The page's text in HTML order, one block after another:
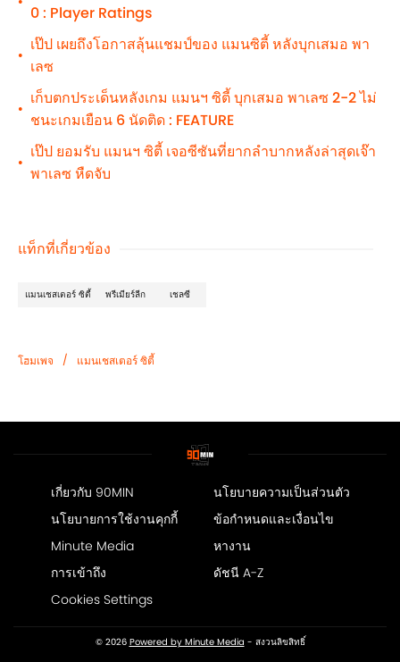
0 : Player Ratings
•
เป๊ป เผยถึงโอกาสลุ้นแชมป์ของ แมนซิตี้ หลังบุกเสมอ พา
เลซ
•
เก็บตกประเด็นหลังเกม แมนฯ ซิตี้ บุกเสมอ พาเลซ 2-2 ไม่
ชนะเกมเยือน 6 นัดติด : FEATURE
•
เป๊ป ยอมรับ แมนฯ ซิตี้ เจอซีซันที่ยากลำบากหลังล่าสุดเจ๊า
พาเลซ หืดจับ
แท็กที่เกี่ยวข้อง
แมนเชสเตอร์ ซิตี้ พรีเมียร์ลีก เชลซี
โฮมเพจ / แมนเชสเตอร์ ซิตี้
เกี่ยวกับ 90MIN
นโยบายความเป็นส่วนตัว
นโยบายการใช้งานคุกกี้
ข้อกำหนดและเงื่อนไข
Minute Media
หางาน
การเข้าถึง
ดัชนี A-Z
Cookies Settings
© 2026 Powered by Minute Media - สงวนลิขสิทธิ์